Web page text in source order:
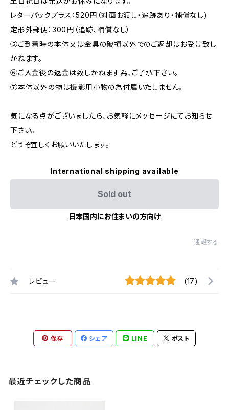
レターパックプラス：520円（対面お渡し・追跡あり・補償なし)
定形外郵便：300円（追跡、補償なし）
⑤ご到着時の本体又は金具の破損以外でのご返却はお受け致し
かねます。
⑥ご入金後の返金は致しかねます為、ご了承下さい。
⑦本体以外の物は撮影用小物の為付属いたしません。
気になる点がございましたら、お気軽にメッセージにてお知らせ
下さい。
どうぞ宜しくお願いいたします。
International shipping available
Sold out
日本国内にお住まいの方向け
通報する
レビュー (17)
保存 シェア LINE ポスト
最近チェックした商品